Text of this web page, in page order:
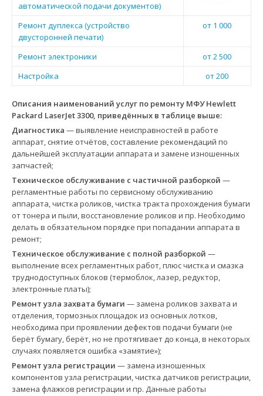
автоматической подачи документов)
Ремонт дуплекса (устройство
двусторонней печати)
от 1 000
Ремонт электроники
от 2 500
Настройка
от 200
Описания наименований услуг по ремонту МФУ Hewlett
Packard LaserJet 3300, приведённых в таблице выше:
Диагностика — выявление неисправностей в работе
аппарат, снятие отчётов, составление рекомендаций по
дальнейшей эксплуатации аппарата и замене изношенных
запчастей;
Техническое обслуживание с частичной разборкой —
регламентные работы по сервисному обслуживанию
аппарата, чистка роликов, чистка тракта прохождения бумаги
от тонера и пыли, восстановление роликов и пр. Необходимо
делать в обязательном порядке при попадании аппарата в
ремонт;
Техническое обслуживание с полной разборкой —
выполнение всех регламентных работ, плюс чистка и смазка
труднодоступных блоков (термоблок, лазер, редуктор,
электронные платы);
Ремонт узла захвата бумаги — замена роликов захвата и
отделения, тормозных площадок из основных лотков,
необходима при проявлении дефектов подачи бумаги (не
берёт бумагу, берёт, но не протягивает до конца, в некоторых
случаях появляется ошибка «замятие»);
Ремонт узла регистрации — замена изношенных
компонентов узла регистрации, чистка датчиков регистрации,
замена флажков регистрации и пр. Данные работы